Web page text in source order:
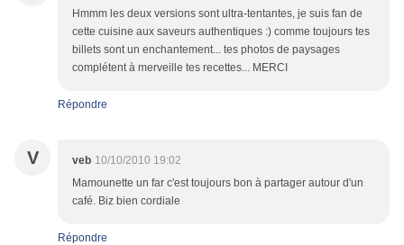
Hmmm les deux versions sont ultra-tentantes, je suis fan de
cette cuisine aux saveurs authentiques :) comme toujours tes
billets sont un enchantement... tes photos de paysages
complétent à merveille tes recettes... MERCI
Répondre
V veb 10/10/2010 19:02
Mamounette un far c'est toujours bon à partager autour d'un
café. Biz bien cordiale
Répondre